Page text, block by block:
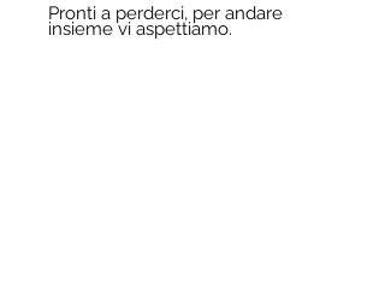
Pronti a perderci, per andare
insieme vi aspettiamo.